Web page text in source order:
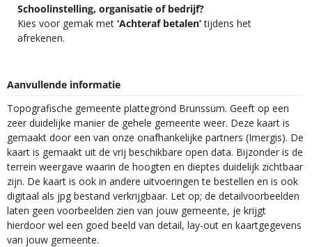
Schoolinstelling, organisatie of bedrijf?
Kies voor gemak met ‘Achteraf betalen’tijdens het
afrekenen.
Aanvullende informatie
Topografische gemeente plattegrond Brunssum. Geeft op een
zeer duidelijke manier de gehele gemeente weer. Deze kaart is
gemaakt door een van onze onafhankelijke partners (Imergis). De
kaart is gemaakt uit de vrij beschikbare open data. Bijzonder is de
terrein weergave waarin de hoogten en dieptes duidelijk zichtbaar
zijn. De kaart is ook in andere uitvoeringen te bestellen en is ook
digitaal als jpg bestand verkrijgbaar. Let op; de detailvoorbeelden
laten geen voorbeelden zien van jouw gemeente, je krijgt
hierdoor wel een goed beeld van detail, lay-out en kaartgegevens
van jouw gemeente.